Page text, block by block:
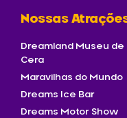
Nossas
Dreamland Museu de
Cera
Maravilhas do Mundo
Dreams Ice Bar
Dreams Motor Show